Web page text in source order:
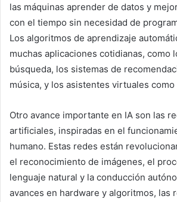
las máquinas aprender de datos y
con el tiempo sin necesidad de
Los algoritmos de aprendizaje
muchas aplicaciones cotidianas, como
búsqueda, los sistemas de
música, y los asistentes virtuales como
Otro avance importante en IA son las
artificiales, inspiradas en el
humano. Estas redes están
el reconocimiento de imágenes, el
lenguaje natural y la conducción
avances en hardware y algoritmos, las